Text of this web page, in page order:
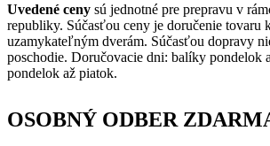
Uvedené ceny sú jednotné pre prepravu v
republiky. Súčasťou ceny je doručenie tovaru
uzamykateľným dverám. Súčasťou dopravy
poschodie. Doručovacie dni: balíky pondelok
pondelok až piatok.
OSOBNÝ ODBER